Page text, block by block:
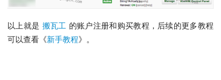
以上就是 搬瓦工 的账户注册和购买教程，后续的更多教程
可以查看《新手教程》。